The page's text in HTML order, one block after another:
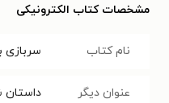
مشخصات کتاب الکترونیکی
نام کتاب سربازی
عنوان دیگر
داستان